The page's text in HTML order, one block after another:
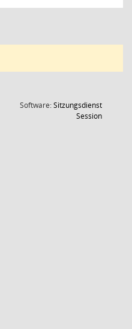
Software:Sitzungsdienst
Session(Wird in